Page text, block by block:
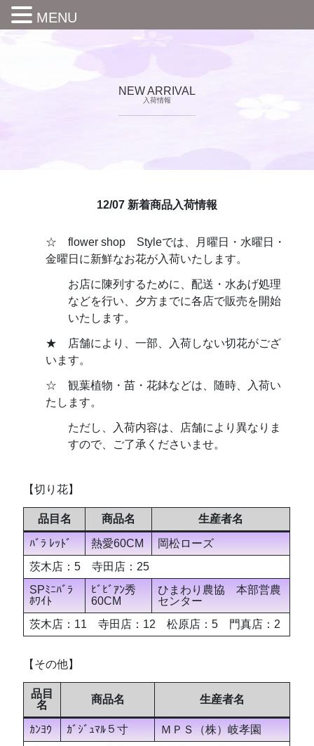
NEW ARRIVAL
入荷情報
12/07 新着商品入荷情報
☆ flower shop Styleでは、月曜日・水曜日・
金曜日に新鮮なお花が入荷いたします。
お店に陳列するために、配送・水あげ処理
などを行い、夕方までに各店で販売を開始
いたします。
★ 店舗により、一部、入荷しない切花がござ
います。
☆ 観葉植物・苗・花鉢などは、随時、入荷い
たします。
ただし、入荷内容は、店舗により異なりま
すので、ご了承くださいませ。
【切り花】
品目名 商品名 生産者名
ﾊﾞﾗ ﾚｯﾄﾞ 熱愛60CM
岡松ローズ
茨木店：5 寺田店：25
SPﾐﾆﾊﾞﾗ
ﾎﾜｲﾄ
ﾋﾞﾋﾞｱﾝ秀
60CM
ひまわり農協 本部営農
センター
茨木店：11 寺田店：12 松原店：5 門真店：2
【その他】
品目
名
商品名 生産者名
ｶﾝﾖｳ ｶﾞｼﾞｭﾏﾙ５寸
ＭＰＳ（株）岐孝園
MENU